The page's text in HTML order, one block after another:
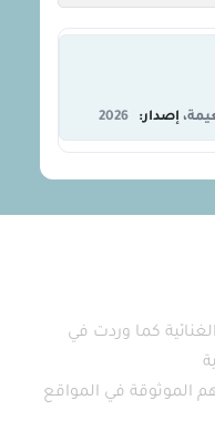
2026
كما وردت في
الموثوقة في المواقع